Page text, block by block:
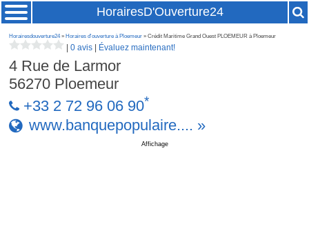
HorairesD'Ouverture24
Horairesdouverture24» Horaires d'ouverture à Ploemeur » Crédit Maritime Grand Ouest PLOEMEUR à Ploemeur
|0 avis Évaluez maintenant!
4 Rue de Larmor
56270 Ploemeur
+33 2 72 96 06 90*
www.banquepopulaire.... »
Affichage